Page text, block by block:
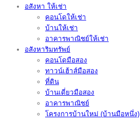
อสังหา ให้เช่า
คอนโดให้เช่า
บ้านให้เช่า
อาคารพาณิชย์ให้เช่า
อสังหาริมทรัพย์
คอนโดมือสอง
ทาวน์เฮ้าส์มือสอง
ที่ดิน
บ้านเดี่ยวมือสอง
อาคารพาณิชย์
โครงการบ้านใหม่ (บ้านมือหนึ่ง)